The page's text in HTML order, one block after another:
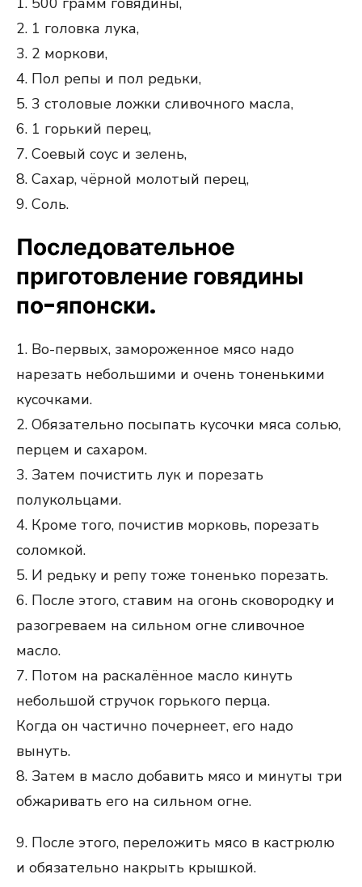
2. 1 головка лука,
3. 2 моркови,
4. Пол репы и пол редьки,
5. 3 столовые ложки сливочного масла,
6. 1 горький перец,
7. Соевый соус и зелень,
8. Сахар, чёрной молотый перец,
9. Соль.
Последовательное
приготовление говядины
по-японски.
1. Во-первых, замороженное мясо надо
нарезать небольшими и очень тоненькими
кусочками.
2. Обязательно посыпать кусочки мяса солью,
перцем и сахаром.
3. Затем почистить лук и порезать
полукольцами.
4. Кроме того, почистив морковь, порезать
соломкой.
5. И редьку и репу тоже тоненько порезать.
6. После этого, ставим на огонь сковородку и
разогреваем на сильном огне сливочное
масло.
7. Потом на раскалённое масло кинуть
небольшой стручок горького перца.
Когда он частично почернеет, его надо
вынуть.
8. Затем в масло добавить мясо и минуты три
обжаривать его на сильном огне.
9. После этого, переложить мясо в кастрюлю
и обязательно накрыть крышкой.